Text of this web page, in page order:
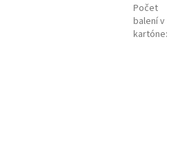
Počet
balení v
kartóne: